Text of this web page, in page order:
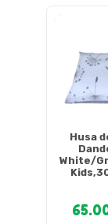
Husa
White/